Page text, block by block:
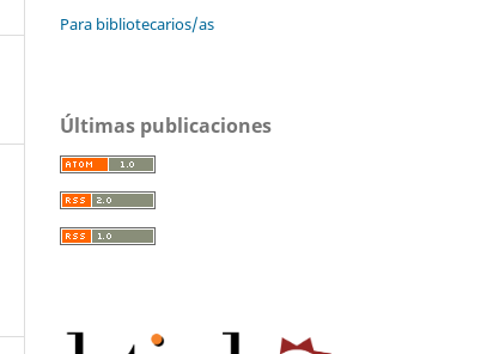
Para bibliotecarios/as
Últimas publicaciones